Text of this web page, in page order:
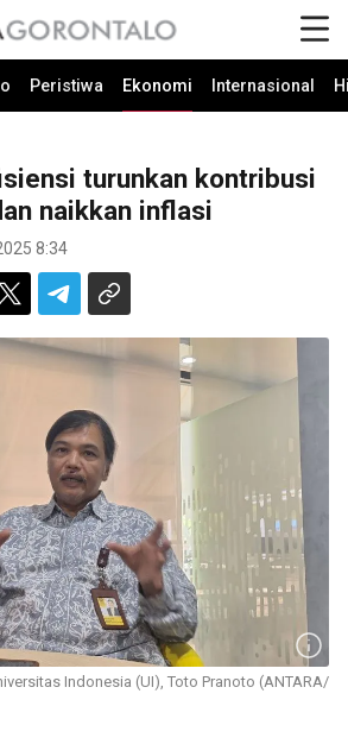
Peristiwa Ekonomi Internasional
turunkan kontribusi
naikkan inflasi
8:34
Indonesia (UI), Toto Pranoto (ANTARA/